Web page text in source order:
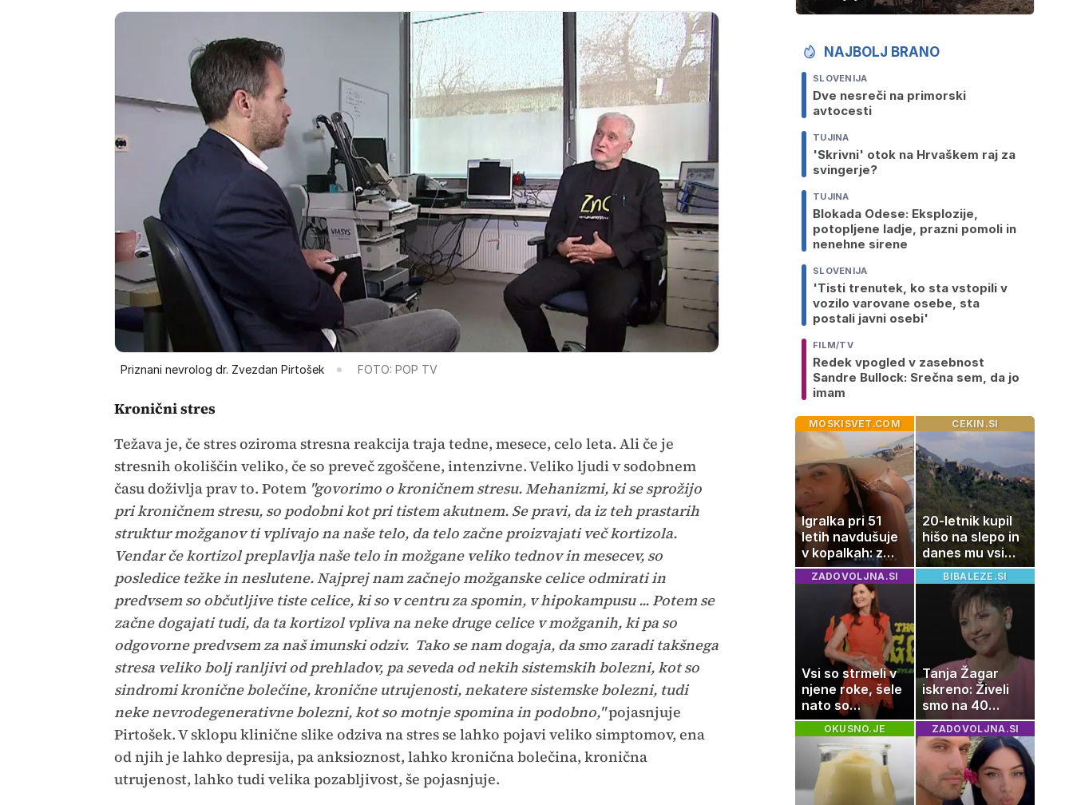
Priznani nevrolog dr. Zvezdan Pirtošek FOTO: POP TV
Kronični stres
Težava je, če stres oziroma stresna reakcija traja tedne, mesece, celo leta. Ali če je
stresnih okoliščin veliko, če so preveč zgoščene, intenzivne. Veliko ljudi v sodobnem
času doživlja prav to. Potem "govorimo o kroničnem stresu. Mehanizmi, ki se sprožijo
pri kroničnem stresu, so podobni kot pri tistem akutnem. Se pravi, da iz teh prastarih
struktur možganov ti vplivajo na naše telo, da telo začne proizvajati več kortizola.
Vendar če kortizol preplavlja naše telo in možgane veliko tednov in mesecev, so
posledice težke in neslutene. Najprej nam začnejo možganske celice odmirati in
predvsem so občutljive tiste celice, ki so v centru za spomin, v hipokampusu ... Potem se
začne dogajati tudi, da ta kortizol vpliva na neke druge celice v možganih, ki pa so
odgovorne predvsem za naš imunski odziv. Tako se nam dogaja, da smo zaradi takšnega
stresa veliko bolj ranljivi od prehladov, pa seveda od nekih sistemskih bolezni, kot so
sindromi kronične bolečine, kronične utrujenosti, nekatere sistemske bolezni, tudi
neke nevrodegenerativne bolezni, kot so motnje spomina in podobno,"pojasnjuje
Pirtošek. V sklopu klinične slike odziva na stres se lahko pojavi veliko simptomov, ena
od njih je lahko depresija, pa anksioznost, lahko kronična bolečina, kronična
utrujenost, lahko tudi velika pozabljivost, še pojasnjuje.
NAJBOLJ BRANO
SLOVENIJA
Dve nesreči na primorski
avtocesti
TUJINA
'Skrivni' otok na Hrvaškem raj za
svingerje?
TUJINA
Blokada Odese: Eksplozije,
potopljene ladje, prazni pomoli in
nenehne sirene
SLOVENIJA
'Tisti trenutek, ko sta vstopili v
vozilo varovane osebe, sta
postali javni osebi'
FILM/TV
Redek vpogled v zasebnost
Sandre Bullock: Srečna sem, da jo
imam
MOSKISVET.COM
Igralka pri 51
letih navdušuje
v kopalkah: z
možem uživa v
romantičnem
CEKIN.SI
20-letnik kupil
hišo na slepo in
danes mu vsi
zavidajo
ZADOVOLJNA.SI
Vsi so strmeli v
njene roke, šele
nato so
ugotovili, kaj
drži
BIBALEZE.SI
Tanja Žagar
iskreno: Živeli
smo na 40
kvadratih, a
imela sem vse,
kar otrok
potrebuje
OKUSNO.JE ZADOVOLJNA.SI